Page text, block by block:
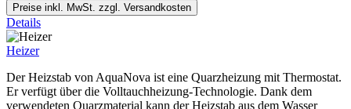
Preise inkl. MwSt. zzgl. Versandkosten
Details
Heizer
Der Heizstab von AquaNova ist eine Quarzheizung mit Thermostat.
Er verfügt über die Volltauchheizung-Technologie. Dank dem
verwendeten Quarzmaterial kann der Heizstab aus dem Wasser